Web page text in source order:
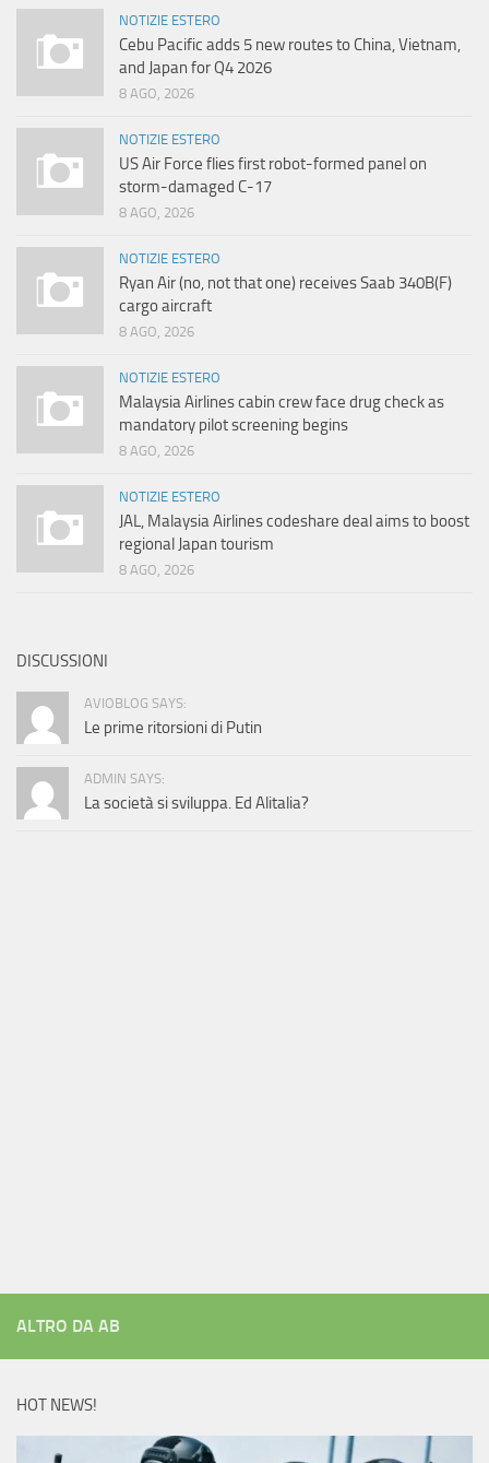
NOTIZIE ESTERO
Cebu Pacific adds 5 new routes to China, Vietnam,
and Japan for Q4 2026
8 AGO, 2026
NOTIZIE ESTERO
US Air Force flies first robot-formed panel on
storm-damaged C-17
8 AGO, 2026
NOTIZIE ESTERO
Ryan Air (no, not that one) receives Saab 340B(F)
cargo aircraft
8 AGO, 2026
NOTIZIE ESTERO
Malaysia Airlines cabin crew face drug check as
mandatory pilot screening begins
8 AGO, 2026
NOTIZIE ESTERO
JAL, Malaysia Airlines codeshare deal aims to boost
regional Japan tourism
8 AGO, 2026
DISCUSSIONI
AVIOBLOG SAYS:
Le prime ritorsioni di Putin
ADMIN SAYS:
La società si sviluppa. Ed Alitalia?
ALTRO DA AB
HOT NEWS!